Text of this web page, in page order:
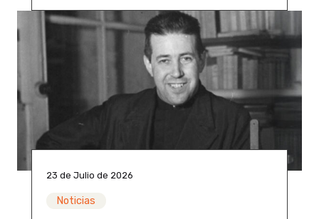
23 de Julio de 2026
Noticias